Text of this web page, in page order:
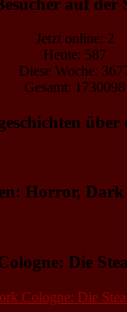
Jetzt online: 2
Heute: 587
Diese Woche:
Gesamt: 1730098
über
Horror,
Die